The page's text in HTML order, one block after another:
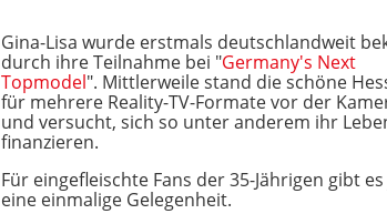
Gina-Lisa wurde erstmals deutschlandweit
durch ihre Teilnahme bei "Germany's Next
Topmodel". Mittlerweile stand die schöne
für mehrere Reality-TV-Formate vor der
und versucht, sich so unter anderem ihr
finanzieren.
Für eingefleischte Fans der 35-Jährigen gibt
eine einmalige Gelegenheit.